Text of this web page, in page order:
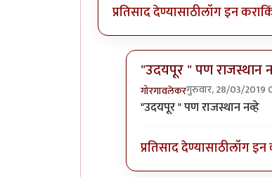
प्रतिसाद देण्यासाठीलॉग इन करा
"उदयपूर " पण राजस्थान
गोरगावलेकरगुरुवार, 28/03/2019
In reply toLook east...by
"उदयपूर " पण राजस्थान नव्हे
प्रतिसाद देण्यासाठीलॉग इन